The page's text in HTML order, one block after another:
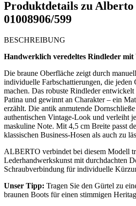
Produktdetails zu
01008906/599
BESCHREIBUNG
Handwerklich veredeltes Rindleder
Die braune Oberfläche zeigt durch
individuelle Farbschattierungen, die
machen. Das robuste Rindleder
Patina und gewinnt an Charakter – ein
erzählt. Die antik anmutende
authentischen Vintage-Look und verleiht
maskuline Note. Mit 4,5 cm Breite passt
klassischen Business-Hosen als auch zu
ALBERTO verbindet bei diesem Modell
Lederhandwerkskunst mit durchdachten
Schraubverbindung für individuelle
Unser Tipp: Tragen Sie den Gürtel zu
braunen Boots für einen stimmigen